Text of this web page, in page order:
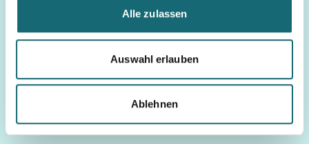
Alle zulassen
Auswahl erlauben
Ablehnen
Allgemein
Wird Sterben in einer
komplizierter?